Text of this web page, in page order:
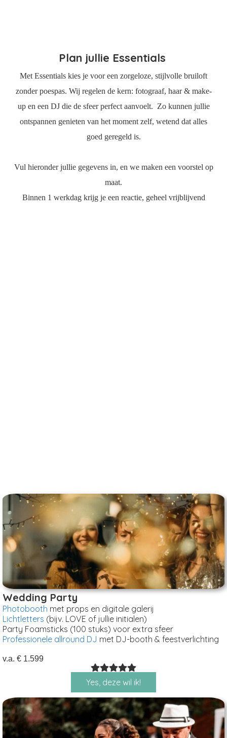
Plan jullie Essentials
Met Essentials kies je voor een zorgeloze, stijlvolle bruiloft
zonder poespas. Wij regelen de kern: fotograaf, haar & make-
up en een DJ die de sfeer perfect aanvoelt. Zo kunnen jullie
ontspannen genieten van het moment zelf, wetend dat alles
goed geregeld is.
Vul hieronder jullie gegevens in, en we maken een voorstel op
maat.
Binnen 1 werkdag krijg je een reactie, geheel vrijblijvend
Wedding Party
Photobooth met props en digitale galerij
Lichtletters (bijv. LOVE of jullie initialen)
Party Foamsticks (100 stuks) voor extra sfeer
Professionele allround DJ met DJ-booth & feestverlichting
v.a. € 1.599
Yes, deze wil ik!